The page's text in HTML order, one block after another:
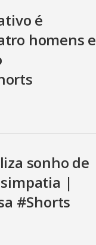
é
homens e
sonho de
|
#Shorts